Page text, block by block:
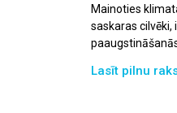
Mainoties
saskaras
Lasīt pilnu